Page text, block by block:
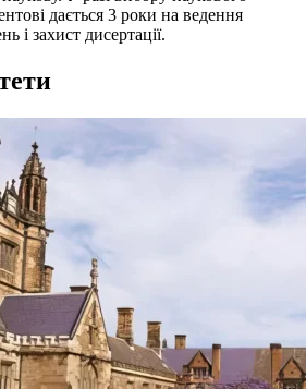
дається 3 роки на ведення
і захист дисертації.